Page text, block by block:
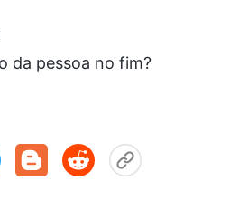
da pessoa no fim?